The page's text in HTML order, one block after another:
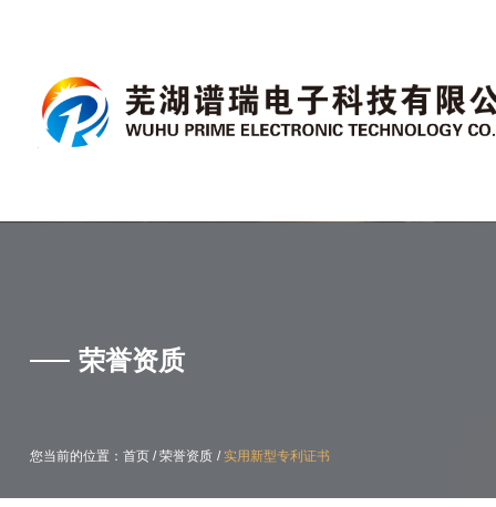
产品中心
您当前的位置：首页 /荣誉资质 /实用新型专利证书
荣誉资质
您当前的位置：首页 /荣誉资质 /实用新型专利证书